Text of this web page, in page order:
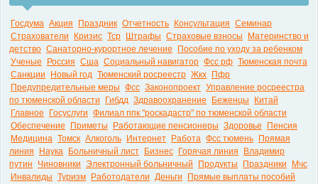
Госдума Акция Праздник Отчетность Консультация Семинар
Страхователи
Кризис Тср Штрафы Страховые взносы
Материнство и
детство Санаторно-курортное лечение
Пособие по уходу за ребенком
Ученые
Россия Сша Социальный навигатор Фсс рф Тюменская почта
Санкции
Новый год Тюменский росреестр Жкх
Пфр
Предупредительные меры Фсс Законопроект Управление росреестра
по тюменской области
Гибдд Здравоохранение Беженцы
Китай
Главное
Госуслуги Филиал ппк "роскадастр" по тюменской области
Обеспечение
Приметы Работающие пенсионеры Здоровье
Пенсия
Медицина Томск Алкоголь Интернет Работа Фсс тюмень
Прямая
линия
Наука Больничный лист Бизнес Горячая линия
Владимир
путин
Чиновники Электронный больничный Продукты Праздники
Мчс
Инвалиды Туризм Работодатели Деньги
Прямые выплаты пособий